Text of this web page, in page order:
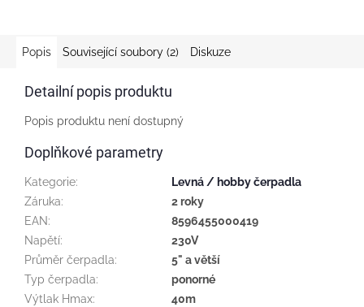
Popis Související soubory (2) Diskuze
Detailní popis produktu
Popis produktu není dostupný
Doplňkové parametry
Kategorie:
Levná / hobby čerpadla
Záruka:
2 roky
EAN:
8596455000419
Napětí:
230V
Průměr čerpadla:
5" a větší
Typ čerpadla:
ponorné
Výtlak Hmax:
40m